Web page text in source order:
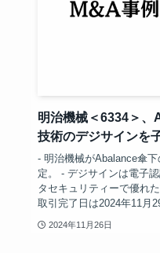
明治機械＜6334＞
技術のデジサインを
- 明治機械がAbalance傘
定。 - デジサインは電子
タセキュリティーで優れ
取引完了日は2024年11月
2024年11月26日